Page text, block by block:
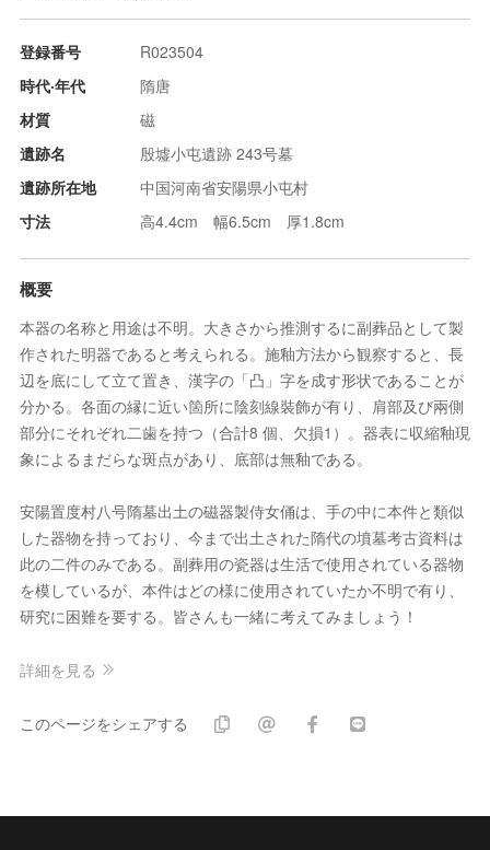
登録番号
R023504
時代‧年代
隋唐
材質
磁
遺跡名
殷墟小屯遺跡 243号墓
遺跡所在地
中国河南省安陽県小屯村
寸法
高4.4cm 幅6.5cm 厚1.8cm
概要
本器の名称と用途は不明。大きさから推測するに副葬品として製
作された明器であると考えられる。施釉方法から観察すると、長
辺を底にして立て置き、漢字の「凸」字を成す形状であることが
分かる。各面の縁に近い箇所に陰刻線裝飾が有り、肩部及び兩側
部分にそれぞれ二歯を持つ（合計8 個、欠損1）。器表に収縮釉現
象によるまだらな斑点があり、底部は無釉である。
安陽置度村八号隋墓出土の磁器製侍女俑は、手の中に本件と類似
した器物を持っており、今まで出土された隋代の墳墓考古資料は
此の二件のみである。副葬用の瓷器は生活で使用されている器物
を模しているが、本件はどの様に使用されていたか不明で有り、
研究に困難を要する。皆さんも一緒に考えてみましょう！
詳細を見る
このページをシェアする